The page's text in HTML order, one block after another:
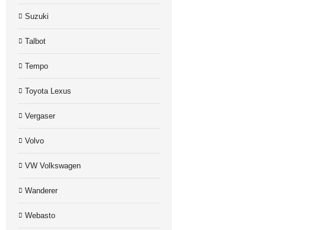
Suzuki
Talbot
Tempo
Toyota Lexus
Vergaser
Volvo
VW Volkswagen
Wanderer
Webasto